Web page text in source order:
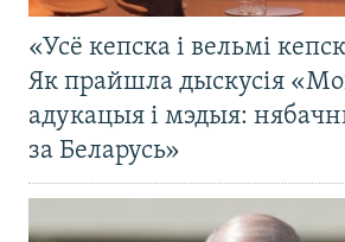
«Усё кепска і вельмі
Як прайшла дыскусія
адукацыя і мэдыя:
за Беларусь»